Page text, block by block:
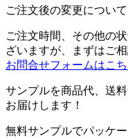
ご注文後の変更について
ご注文時間、その他の
ざいますが、まずはご相
お問合せフォームはこ
サンプルを商品代、送
お届けします！
無料サンプルでパッケ